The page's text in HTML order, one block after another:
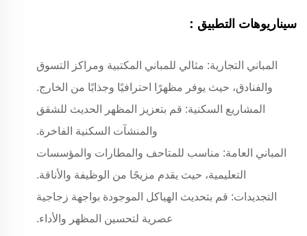
سيناريوهات التطبيق：
المباني التجارية: مثالي للمباني المكتبية ومراكز التسوق
والفنادق، حيث يوفر مظهرًا احترافيًا وجذابًا من الخارج.
المشاريع السكنية: قم بتعزيز المظهر الحديث للشقق
والمنشآت السكنية الفاخرة.
المباني العامة: مناسب للمتاحف والمطارات والمؤسسات
التعليمية، حيث يقدم مزيجًا من الوظيفة والأناقة.
التجديدات: قم بتحديث الهياكل الموجودة بواجهة زجاجية
عصرية لتحسين المظهر والأداء.